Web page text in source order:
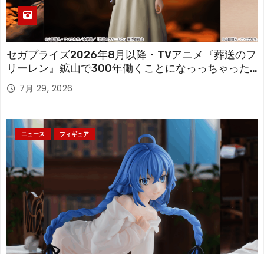
セガプライズ2026年8月以降・TVアニメ『葬送のフ
リーレン』鉱山で300年働くことになっっちゃった
「フリーレン」を立体化！
7月 29, 2026
ニュース フィギュア